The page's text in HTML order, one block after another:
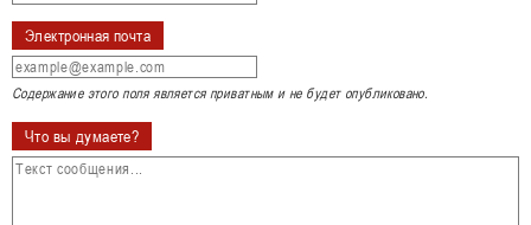
Электронная почта
Содержание этого поля является приватным и не будет опубликовано.
Что вы думаете?